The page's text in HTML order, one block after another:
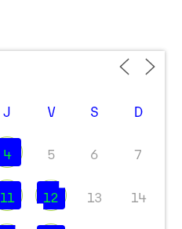
J V S D
4 5 6 7
11 12 13 14